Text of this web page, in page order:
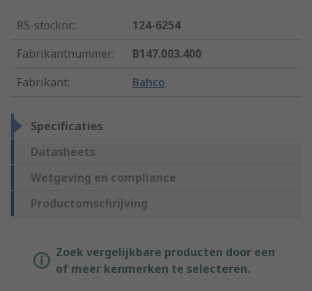
RS-stocknr.:
124-6254
Fabrikantnummer:
B147.003.400
Fabrikant: Bahco
Specificaties
Datasheets
Wetgeving en compliance
Productomschrijving
Zoek vergelijkbare producten door een
of meer kenmerken te selecteren.